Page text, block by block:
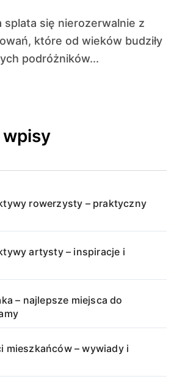
które od wieków budziły
podróżników...
rowerzysty – praktyczny
artysty – inspiracje i
– najlepsze miejsca do
mieszkańców – wywiady i